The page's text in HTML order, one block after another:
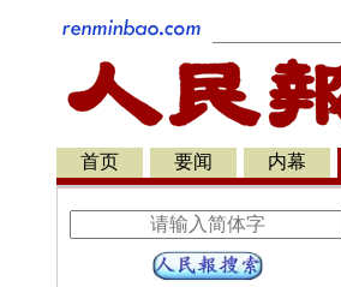
首页 要闻 内幕